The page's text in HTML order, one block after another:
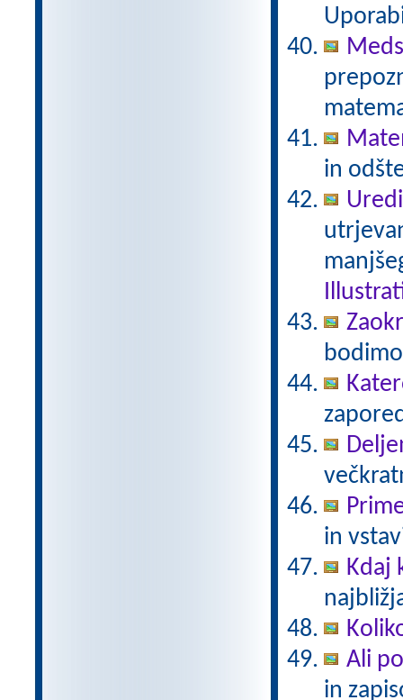
in
in
Kdaj
Ali
in